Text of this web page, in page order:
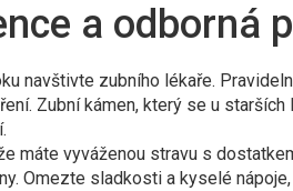
a odborná
navštivte zubního lékaře.
Zubní kámen, který se u
máte vyváženou stravu s
Omezte sladkosti a kyselé